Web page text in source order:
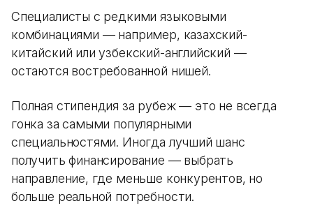
Специалисты с редкими языковыми
комбинациями — например, казахский-
китайский или узбекский-английский —
остаются востребованной нишей.
Полная стипендия за рубеж — это не всегда
гонка за самыми популярными
специальностями. Иногда лучший шанс
получить финансирование — выбрать
направление, где меньше конкурентов, но
больше реальной потребности.